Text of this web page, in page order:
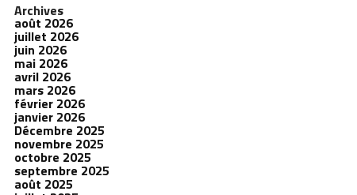
Archives
août 2026
juillet 2026
juin 2026
mai 2026
avril 2026
mars 2026
février 2026
janvier 2026
Décembre 2025
novembre 2025
octobre 2025
septembre 2025
août 2025